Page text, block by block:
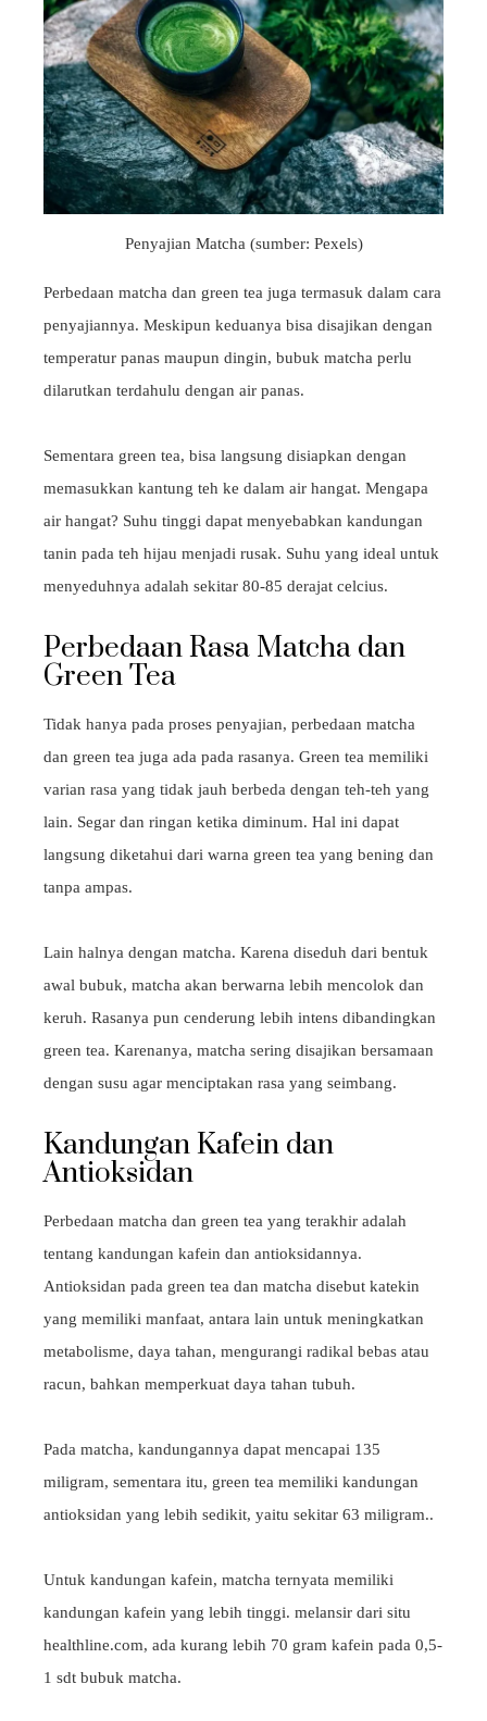
Penyajian Matcha (sumber: Pexels)
Perbedaan matcha dan green tea juga termasuk dalam cara
penyajiannya. Meskipun keduanya bisa disajikan dengan
temperatur panas maupun dingin, bubuk matcha perlu
dilarutkan terdahulu dengan air panas.
Sementara green tea, bisa langsung disiapkan dengan
memasukkan kantung teh ke dalam air hangat. Mengapa
air hangat? Suhu tinggi dapat menyebabkan kandungan
tanin pada teh hijau menjadi rusak. Suhu yang ideal untuk
menyeduhnya adalah sekitar 80-85 derajat celcius.
Perbedaan Rasa Matcha dan
Green Tea
Tidak hanya pada proses penyajian, perbedaan matcha
dan green tea juga ada pada rasanya. Green tea memiliki
varian rasa yang tidak jauh berbeda dengan teh-teh yang
lain. Segar dan ringan ketika diminum. Hal ini dapat
langsung diketahui dari warna green tea yang bening dan
tanpa ampas.
Lain halnya dengan matcha. Karena diseduh dari bentuk
awal bubuk, matcha akan berwarna lebih mencolok dan
keruh. Rasanya pun cenderung lebih intens dibandingkan
green tea. Karenanya, matcha sering disajikan bersamaan
dengan susu agar menciptakan rasa yang seimbang.
Kandungan Kafein dan
Antioksidan
Perbedaan matcha dan green tea yang terakhir adalah
tentang kandungan kafein dan antioksidannya.
Antioksidan pada green tea dan matcha disebut katekin
yang memiliki manfaat, antara lain untuk meningkatkan
metabolisme, daya tahan, mengurangi radikal bebas atau
racun, bahkan memperkuat daya tahan tubuh.
Pada matcha, kandungannya dapat mencapai 135
miligram, sementara itu, green tea memiliki kandungan
antioksidan yang lebih sedikit, yaitu sekitar 63 miligram..
Untuk kandungan kafein, matcha ternyata memiliki
kandungan kafein yang lebih tinggi. melansir dari situ
healthline.com, ada kurang lebih 70 gram kafein pada 0,5-
1 sdt bubuk matcha.